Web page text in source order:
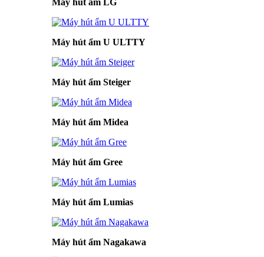
Máy hút ẩm LG
Máy hút ẩm U ULTTY
Máy hút ẩm Steiger
Máy hút ẩm Midea
Máy hút ẩm Gree
Máy hút ẩm Lumias
Máy hút ẩm Nagakawa